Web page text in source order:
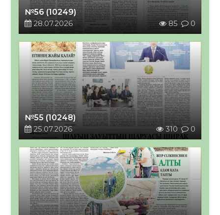
№56 (10249)
28.07.2026
85 0
№55 (10248)
25.07.2026
310 0